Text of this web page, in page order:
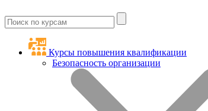
Курсы повышения квалификации
Безопасность организации